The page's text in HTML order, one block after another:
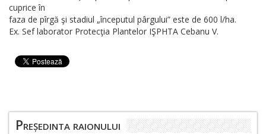
cuprice în
faza de pîrgă şi stadiul „începutul pârgului” este de 600 l/ha.
Ex. Sef laborator Protecţia Plantelor IŞPHTA Cebanu V.
Președinta raionului